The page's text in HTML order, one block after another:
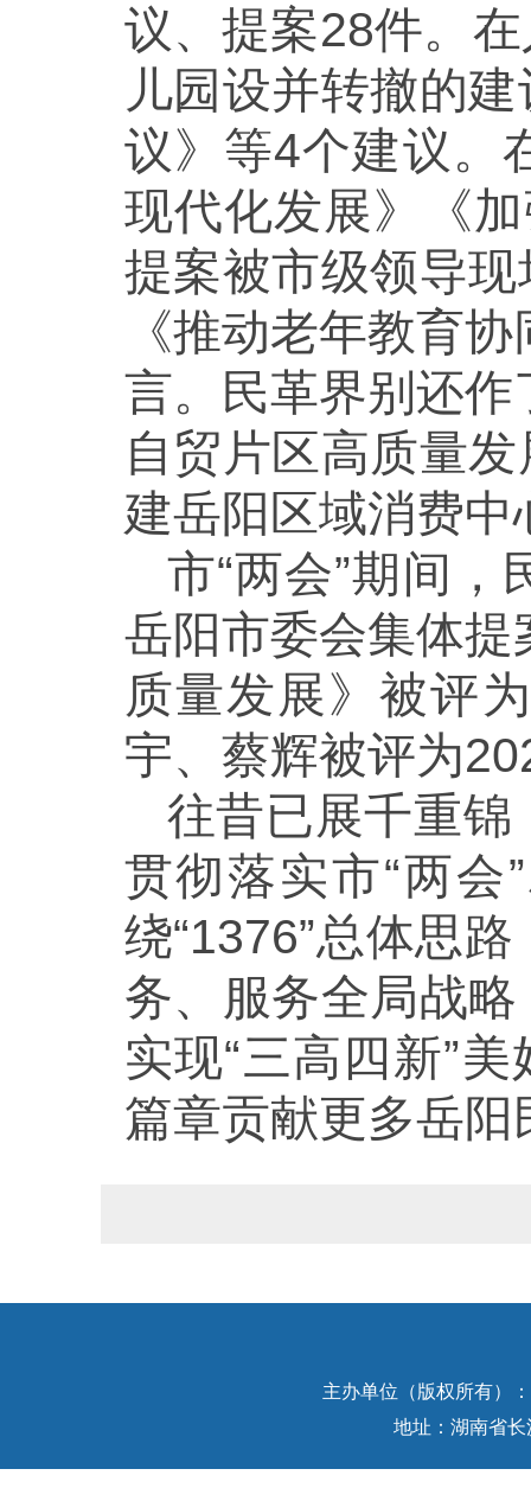
议、提案28件。
儿园设并转撤的
议》等4个建议。
现代化发展》《
提案被市级领导
《推动老年教育
言。民革界别还
自贸片区高质量
建岳阳区域消费
市“两会”期间
岳阳市委会集体
质量发展》被评
宇、蔡辉被评为
往昔已展千重
贯彻落实市“两会
绕“1376”总体思
务、服务全局战
实现“三高四新”
篇章贡献更多岳
主办单位（版权所有）
地址：湖南省